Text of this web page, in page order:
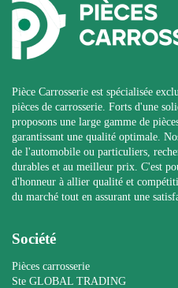
Pièce Carrosserie est spécialisée
pièces de carrosserie. Forts d'une
proposons une large gamme de
garantissant une qualité optimale.
de l'automobile ou particuliers,
durables et au meilleur prix. C'est
d'honneur à allier qualité et
du marché tout en assurant une
Société
Pièces carrosserie
Ste GLOBAL TRADING